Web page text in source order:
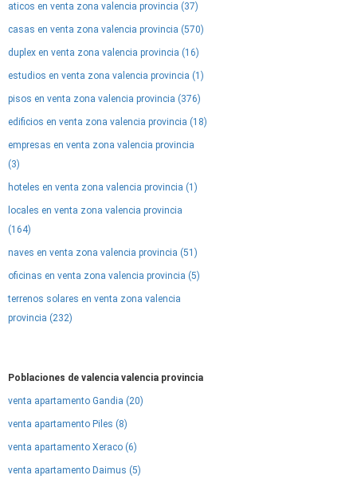
aticos en venta zona valencia provincia (37)
casas en venta zona valencia provincia (570)
duplex en venta zona valencia provincia (16)
estudios en venta zona valencia provincia (1)
pisos en venta zona valencia provincia (376)
edificios en venta zona valencia provincia (18)
empresas en venta zona valencia provincia
(3)
hoteles en venta zona valencia provincia (1)
locales en venta zona valencia provincia
(164)
naves en venta zona valencia provincia (51)
oficinas en venta zona valencia provincia (5)
terrenos solares en venta zona valencia
provincia (232)
Poblaciones de valencia valencia provincia
venta apartamento Gandia (20)
venta apartamento Piles (8)
venta apartamento Xeraco (6)
venta apartamento Daimus (5)